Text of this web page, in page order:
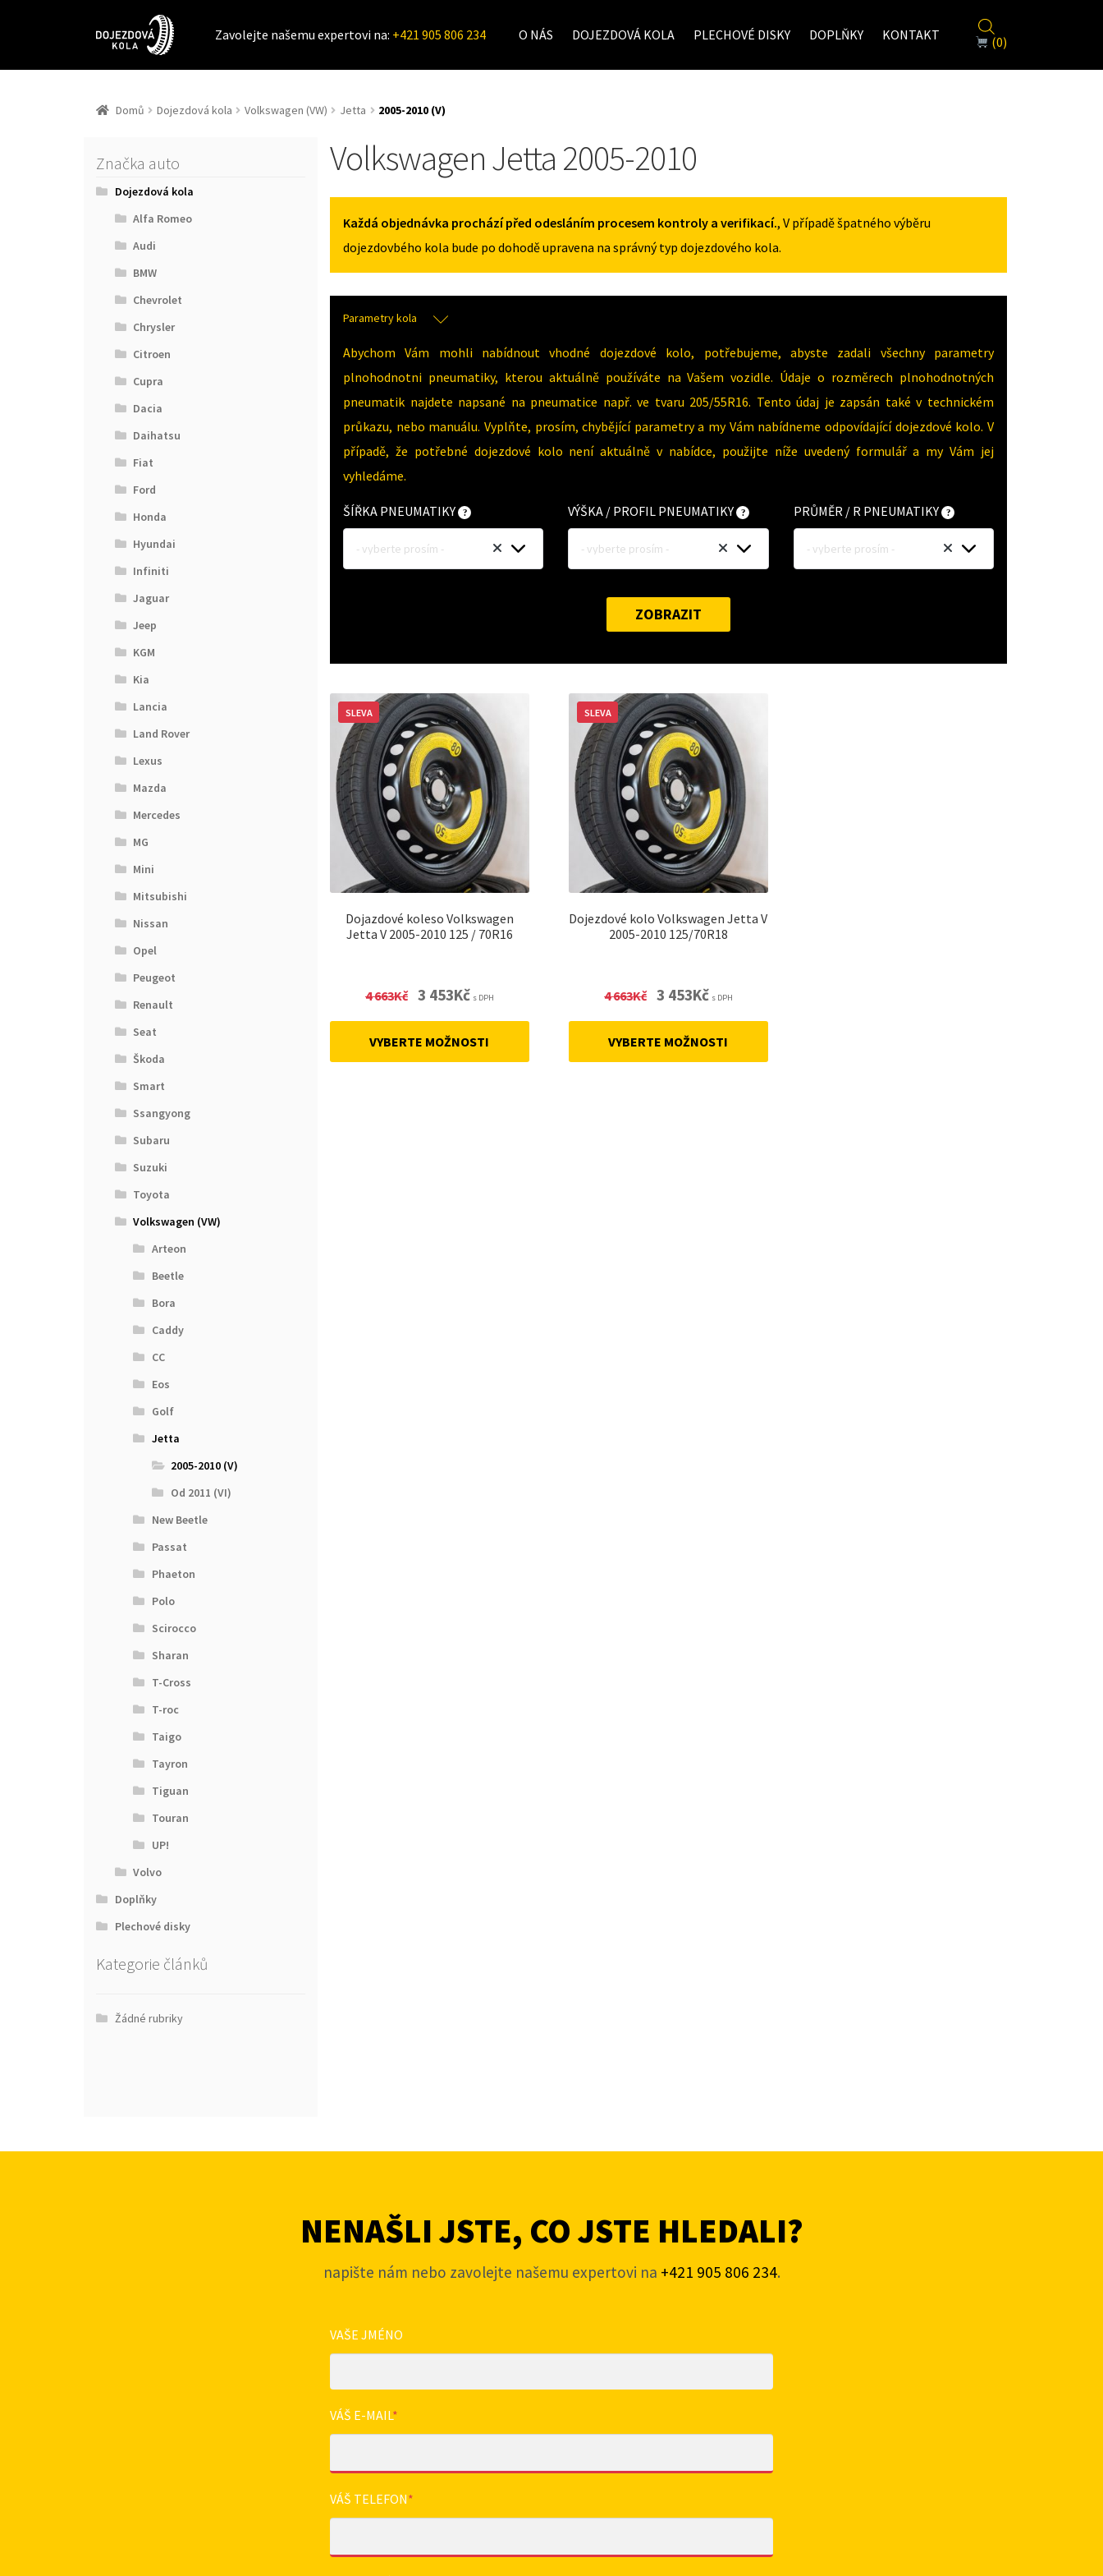
Zavolejte našemu expertovi na: +421 905 806 234 O NÁS DOJEZDOVÁ KOLA PLECHOVÉ DISKY DOPLŇKY KONTAKT (0)
Domů Dojezdová kola Volkswagen (VW) Jetta 2005-2010 (V)
Značka auto
Dojezdová kola
Alfa Romeo
Audi
BMW
Chevrolet
Chrysler
Citroen
Cupra
Dacia
Daihatsu
Fiat
Ford
Honda
Hyundai
Infiniti
Jaguar
Jeep
KGM
Kia
Lancia
Land Rover
Lexus
Mazda
Mercedes
MG
Mini
Mitsubishi
Nissan
Opel
Peugeot
Renault
Seat
Škoda
Smart
Ssangyong
Subaru
Suzuki
Toyota
Volkswagen (VW)
Arteon
Beetle
Bora
Caddy
CC
Eos
Golf
Jetta
2005-2010 (V)
Od 2011 (VI)
New Beetle
Passat
Phaeton
Polo
Scirocco
Sharan
T-Cross
T-roc
Taigo
Tayron
Tiguan
Touran
UP!
Volvo
Doplňky
Plechové disky
Kategorie článků
Žádné rubriky
Volkswagen Jetta 2005-2010
Každá objednávka prochází před odesláním procesem kontroly a verifikací., V případě špatného výběru
dojezdovbého kola bude po dohodě upravena na správný typ dojezdového kola.
Parametry kola
Abychom Vám mohli nabídnout vhodné dojezdové kolo, potřebujeme, abyste zadali všechny parametry
plnohodnotni pneumatiky, kterou aktuálně používáte na Vašem vozidle. Údaje o rozměrech plnohodnotných
pneumatik najdete napsané na pneumatice např. ve tvaru 205/55R16. Tento údaj je zapsán také v technickém
průkazu, nebo manuálu. Vyplňte, prosím, chybějící parametry a my Vám nabídneme odpovídající dojezdové kolo. V
případě, že potřebné dojezdové kolo není aktuálně v nabídce, použijte níže uvedený formulář a my Vám jej
vyhledáme.
ŠÍŘKA PNEUMATIKY
- vyberte prosím -
VÝŠKA / PROFIL PNEUMATIKY
- vyberte prosím -
PRŮMĚR / R PNEUMATIKY
- vyberte prosím -
ZOBRAZIT
Dojazdové koleso Volkswagen
Jetta V 2005-2010 125 / 70R16
SLEVA
4 663Kč
Original
4
663Kč.
3 453KčCurrent
3
453Kč.
s DPH
VYBERTE MOŽNOSTI
Dojezdové kolo Volkswagen Jetta V
2005-2010 125/70R18
SLEVA
4 663Kč
Original
4
663Kč.
3 453KčCurrent
3
453Kč.
s DPH
VYBERTE MOŽNOSTI
NENAŠLI JSTE, CO JSTE HLEDALI?
napište nám nebo zavolejte našemu expertovi na +421 905 806 234.
VAŠE JMÉNO
VÁŠ E-MAIL*
VÁŠ TELEFON*